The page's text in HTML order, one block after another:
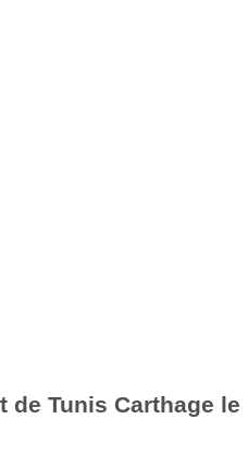
Tunis Carthage le